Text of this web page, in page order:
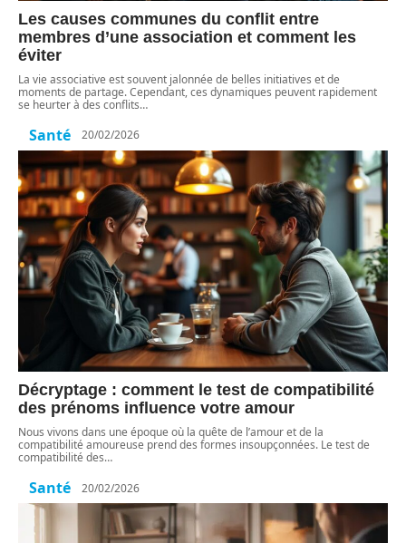
Les causes communes du conflit entre
membres d’une association et comment les
éviter
La vie associative est souvent jalonnée de belles initiatives et de
moments de partage. Cependant, ces dynamiques peuvent rapidement
se heurter à des conflits…
Santé 20/02/2026
Décryptage : comment le test de compatibilité
des prénoms influence votre amour
Nous vivons dans une époque où la quête de l’amour et de la
compatibilité amoureuse prend des formes insoupçonnées. Le test de
compatibilité des…
Santé 20/02/2026